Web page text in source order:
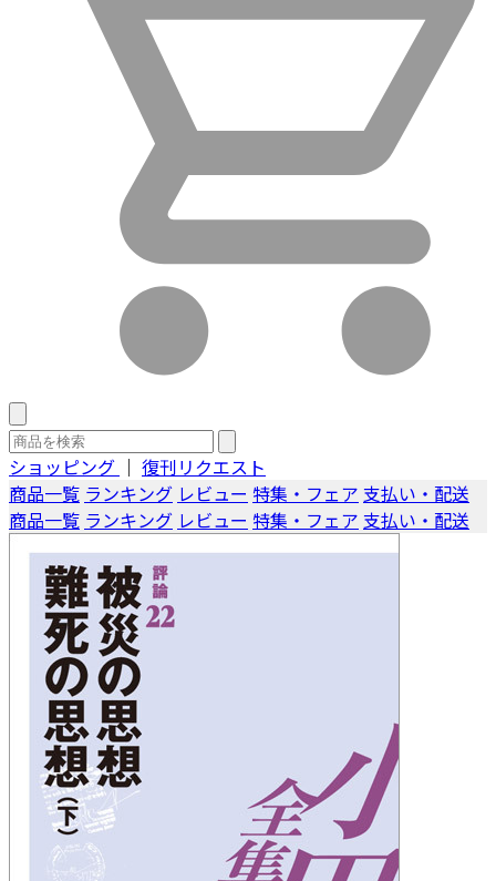
ショッピング ｜ 復刊リクエスト
商品一覧 ランキング レビュー 特集・フェア 支払い・配送
商品一覧 ランキング レビュー 特集・フェア 支払い・配送